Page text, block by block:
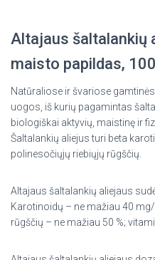
Altajaus šaltalankių
maisto papildas,
Natūraliose ir švariose
uogos, iš kurių pagamintas
biologiškai aktyvių, maistinę ir
Šaltalankių aliejus turi beta
polinesočiųjų riebiųjų rūgščių.
Altajaus šaltalankių aliejaus
Karotinoidų – ne mažiau 40
rūgščių – ne mažiau 50 %;